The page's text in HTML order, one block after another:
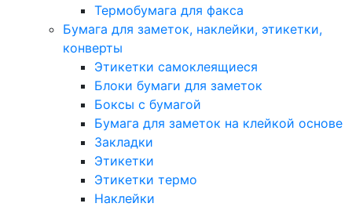
Термобумага для факса
Бумага для заметок, наклейки, этикетки,
конверты
Этикетки самоклеящиеся
Блоки бумаги для заметок
Боксы с бумагой
Бумага для заметок на клейкой основе
Закладки
Этикетки
Этикетки термо
Наклейки